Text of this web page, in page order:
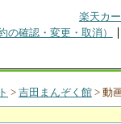
楽天カ
の確認・変更・取消）
> 吉田まんぞく館 > 動